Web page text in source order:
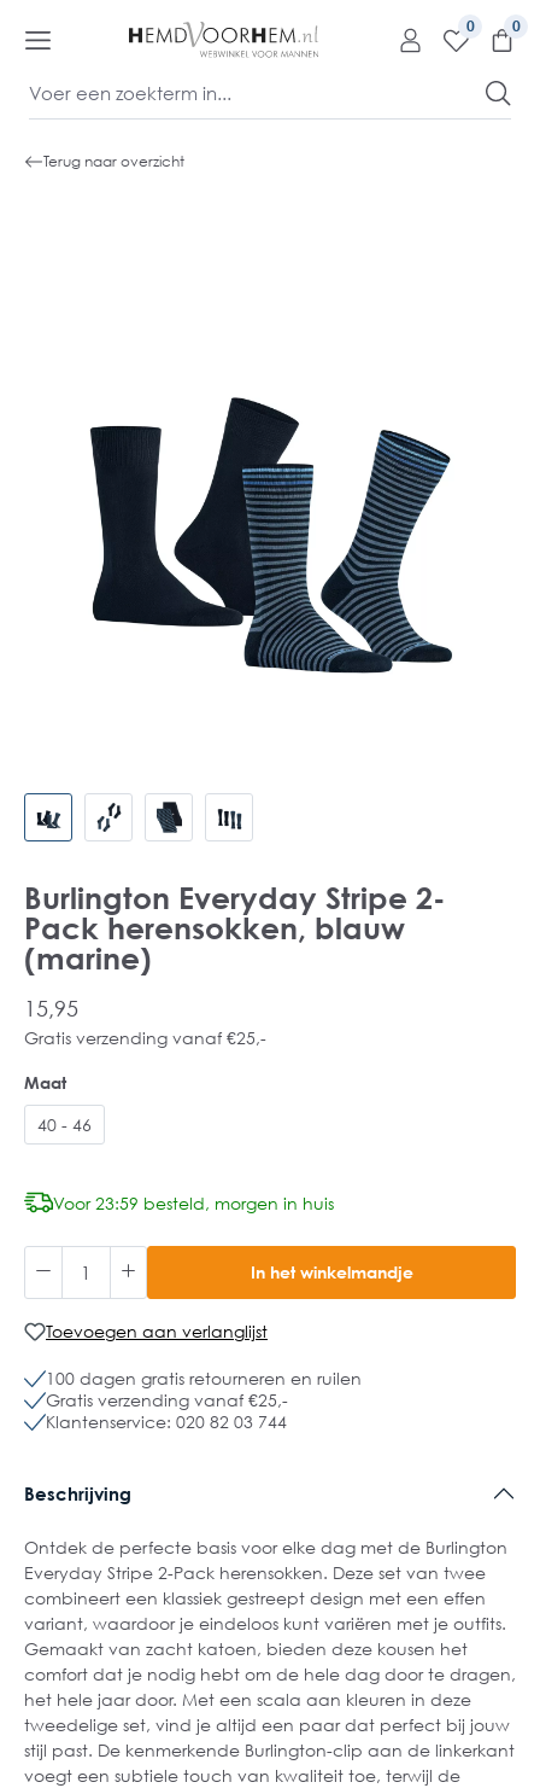
0
Terug naar overzicht
Burlington Everyday Stripe 2-
Pack herensokken, blauw
(marine)
15,95
Gratis verzending vanaf €25,-
Maat
40 - 46
Voor 23:59 besteld, morgen in huis
In het winkelmandje
Toevoegen aan verlanglijst
100 dagen gratis retourneren en ruilen
Gratis verzending vanaf €25,-
Klantenservice: 020 82 03 744
Beschrijving
Ontdek de perfecte basis voor elke dag met de Burlington
Everyday Stripe 2-Pack herensokken. Deze set van twee
combineert een klassiek gestreept design met een effen
variant, waardoor je eindeloos kunt variëren met je outfits.
Gemaakt van zacht katoen, bieden deze kousen het
comfort dat je nodig hebt om de hele dag door te dragen,
het hele jaar door. Met een scala aan kleuren in deze
tweedelige set, vind je altijd een paar dat perfect bij jouw
stijl past. De kenmerkende Burlington-clip aan de linkerkant
voegt een subtiele touch van kwaliteit toe, terwijl de